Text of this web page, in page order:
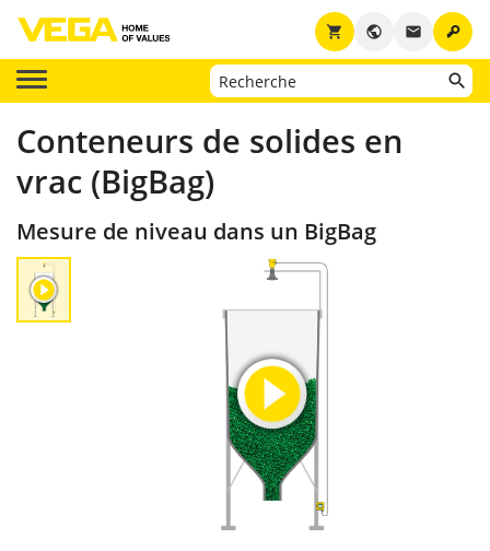
key
email
public
shopping_cart
Conteneurs de solides en
vrac (BigBag)
Mesure de niveau dans un BigBag